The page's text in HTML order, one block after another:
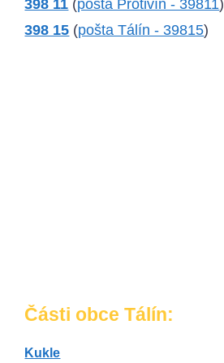
398 11 (pošta Protivín - 39811)
398 15 (pošta Tálín - 39815)
Části obce Tálín:
Kukle